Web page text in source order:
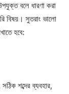
বলে ধারণা করা
বিষয়। সুতরাং ভালো
হবে:
শব্দের ব্যবহার,